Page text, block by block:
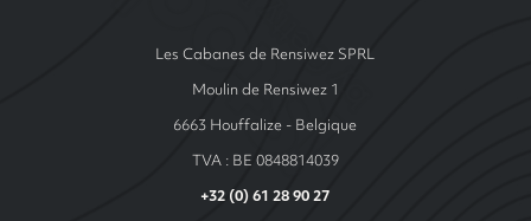
Les Cabanes de Rensiwez SPRL
Moulin de Rensiwez 1
6663 Houffalize - Belgique
TVA : BE 0848814039
+32 (0) 61 28 90 27